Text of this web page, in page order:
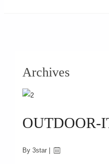
Archives
OUTDOOR-
By 3star |